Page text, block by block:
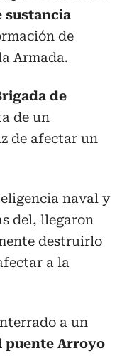
sustancia
de
Armada.
de
de un
de afectar un
naval y
del, llegaron
destruirlo
a la
a un
puente Arroyo